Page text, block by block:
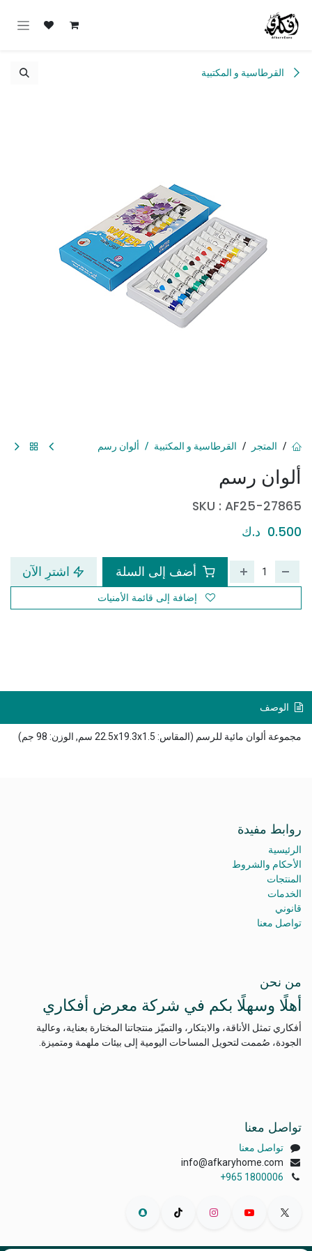
القرطاسية و المكتبية
ألوان رسم
SKU : AF25-27865
0.500 د.ك
أضف إلى السلة اشترِ الآن
إضافة إلى قائمة الأمنيات
المتجر القرطاسية و المكتبية ألوان رسم
الوصف
مجموعة ألوان مائية للرسم (المقاس: 22.5x19.3x1.5 سم, الوزن: 98 جم)
روابط مفيدة
الرئيسية
الأحكام والشروط
المنتجات
الخدمات
قانوني
تواصل معنا
من نحن
أهلًا وسهلًا بكم في شركة معرض أفكاري
أفكاري تمثل الأناقة، والابتكار، والتميّز منتجاتنا المختارة بعناية، وعالية
الجودة، صُممت لتحويل المساحات اليومية إلى بيئات ملهمة ومتميزة.
تواصل معنا
تواصل معنا
info@afkaryhome.com
+965 1800006